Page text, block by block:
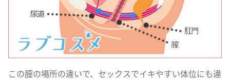
この膣の場所の違いで、セックスでイキやすい体位にも違